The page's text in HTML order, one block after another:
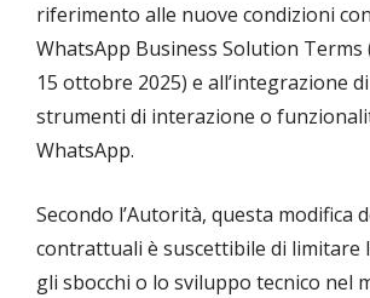
riferimento alle nuove condizioni
WhatsApp Business Solution
15 ottobre 2025) e all’integrazione
strumenti di interazione o
WhatsApp.
Secondo l’Autorità, questa modifica
contrattuali è suscettibile di limitare
gli sbocchi o lo sviluppo tecnico nel